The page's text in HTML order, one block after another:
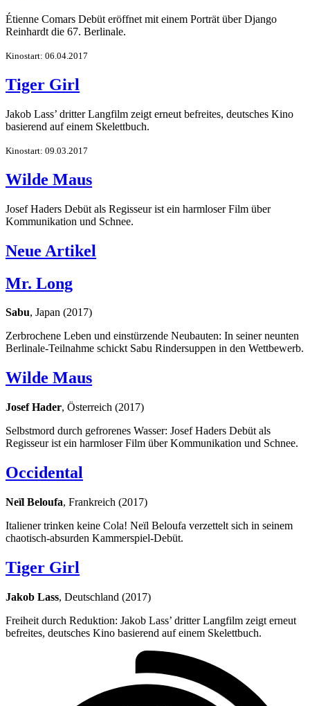
Étienne Comars Debüt eröffnet mit einem Porträt über Django
Reinhardt die 67. Berlinale.
Kinostart: 06.04.2017
Tiger Girl
Jakob Lass’ dritter Langfilm zeigt erneut befreites, deutsches Kino
basierend auf einem Skelettbuch.
Kinostart: 09.03.2017
Wilde Maus
Josef Haders Debüt als Regisseur ist ein harmloser Film über
Kommunikation und Schnee.
Neue Artikel
Mr. Long
Sabu, Japan (2017)
Zerbrochene Leben und einstürzende Neubauten: In seiner neunten
Berlinale-Teilnahme schickt Sabu Rindersuppen in den Wettbewerb.
Wilde Maus
Josef Hader, Österreich (2017)
Selbstmord durch gefrorenes Wasser: Josef Haders Debüt als
Regisseur ist ein harmloser Film über Kommunikation und Schnee.
Occidental
Neïl Beloufa, Frankreich (2017)
Italiener trinken keine Cola! Neïl Beloufa verzettelt sich in seinem
chaotisch-absurden Kammerspiel-Debüt.
Tiger Girl
Jakob Lass, Deutschland (2017)
Freiheit durch Reduktion: Jakob Lass’ dritter Langfilm zeigt erneut
befreites, deutsches Kino basierend auf einem Skelettbuch.